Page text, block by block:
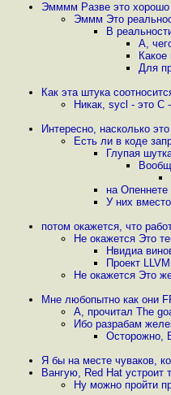
Эмммм Разве это хорошо
Эммм Это
В
А,
Для
Как эта штука
Никак, sycl - это C
Интересно, насколько
Есть ли в коде
Глупая
на
У них
потом окажется, что
Не окажется Это
Нвидиа
Проект
Не окажется Это
Мне любопытно как они
А, прочитал The
Ибо разрабам
Осторожно,
Я бы на месте чуваков,
Вангую, Red Hat устроит
Ну можно пройти